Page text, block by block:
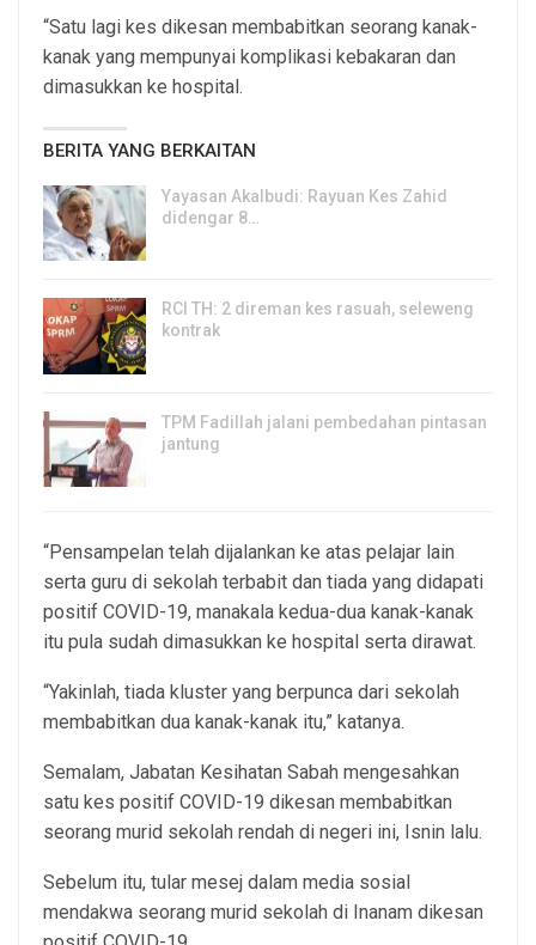
“Satu lagi kes dikesan membabitkan seorang kanak-
kanak yang mempunyai komplikasi kebakaran dan
dimasukkan ke hospital.
BERITA YANG BERKAITAN
Yayasan Akalbudi: Rayuan Kes Zahid
didengar 8…
RCI TH: 2 direman kes rasuah, seleweng
kontrak
TPM Fadillah jalani pembedahan pintasan
jantung
“Pensampelan telah dijalankan ke atas pelajar lain
serta guru di sekolah terbabit dan tiada yang didapati
positif COVID-19, manakala kedua-dua kanak-kanak
itu pula sudah dimasukkan ke hospital serta dirawat.
“Yakinlah, tiada kluster yang berpunca dari sekolah
membabitkan dua kanak-kanak itu,” katanya.
Semalam, Jabatan Kesihatan Sabah mengesahkan
satu kes positif COVID-19 dikesan membabitkan
seorang murid sekolah rendah di negeri ini, Isnin lalu.
Sebelum itu, tular mesej dalam media sosial
mendakwa seorang murid sekolah di Inanam dikesan